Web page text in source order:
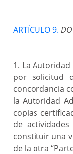
ARTÍCULO 9.
1. La
por solicitud
concordancia
la Autoridad
copias
de
constituir una
de la otra